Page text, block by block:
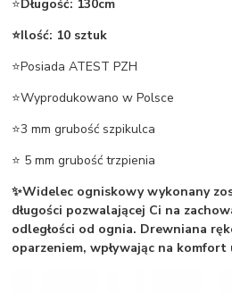
⭐Długość: 130cm
⭐Ilość: 10 sztuk
⭐Posiada ATEST PZH
⭐Wyprodukowano w Polsce
⭐3 mm grubość szpikulca
⭐ 5 mm grubość trzpienia
✨Widelec ogniskowy wykonany
długości pozwalającej Ci na
odległości od ognia. Drewniana
oparzeniem, wpływając na